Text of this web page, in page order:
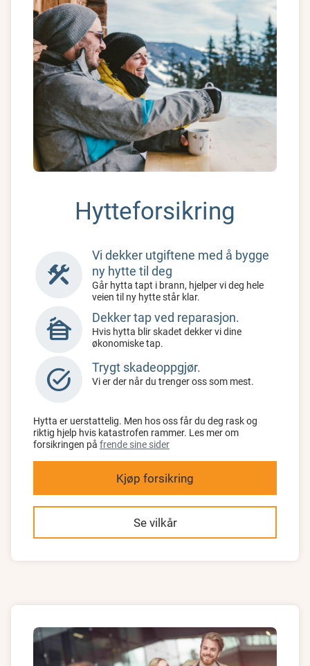
Hytteforsikring
construction
Vi dekker utgiftene med å bygge
ny hytte til deg
Går hytta tapt i brann, hjelper vi deg hele
veien til ny hytte står klar.
cabin Dekker tap ved reparasjon.
Hvis hytta blir skadet dekker vi dine
økonomiske tap.
task_alt Trygt skadeoppgjør.
Vi er der når du trenger oss som mest.
Hytta er uerstattelig. Men hos oss får du deg rask og
riktig hjelp hvis katastrofen rammer. Les mer om
forsikringen på frende sine sider
Kjøp forsikring
Se vilkår